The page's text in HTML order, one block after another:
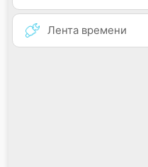
Лента времени